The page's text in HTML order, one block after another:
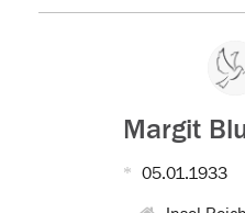
Margit
05.01.1933